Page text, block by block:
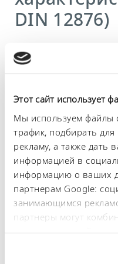
Этот сайт использует
Мы используем файлы
трафик, подбирать
рекламу, а также дать
информацией в
информацию о ваших
партнерам Google:
занимающимся
партнеры могут
предоставленной
использовании вами
DIN 12876)
Диапазон рабочих
28 ... 70 °C
Диапазон рабочих
охлаждением
20 ... 70 °C
10 ... 30 °C
0,5 kW
Shaking_tray
Потребляемая